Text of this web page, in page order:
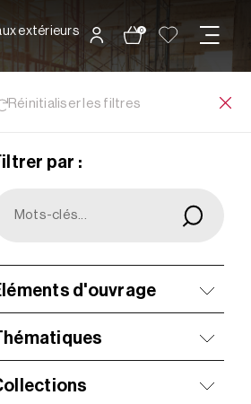
cookies
0
extérieurs
Réinitialiser les filtres
par :
d'ouvrage
à votre
les plus
besoins grâce aux